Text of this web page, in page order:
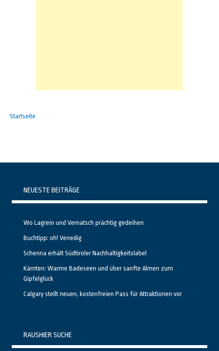
Startseite
NEUESTE BEITRÄGE
Wo Lagrein und Vernatsch prächtig gedeihen
Buchtipp: oh! Venedig
Schenna erhält Südtiroler Nachhaltigkeitslabel
Kärnten: Warme Badeseen und über sanfte Almen zum
Gipfelglück
Calgary stellt neuen, kostenfreien Pass für Attraktionen vor
RAUSHIER SUCHE